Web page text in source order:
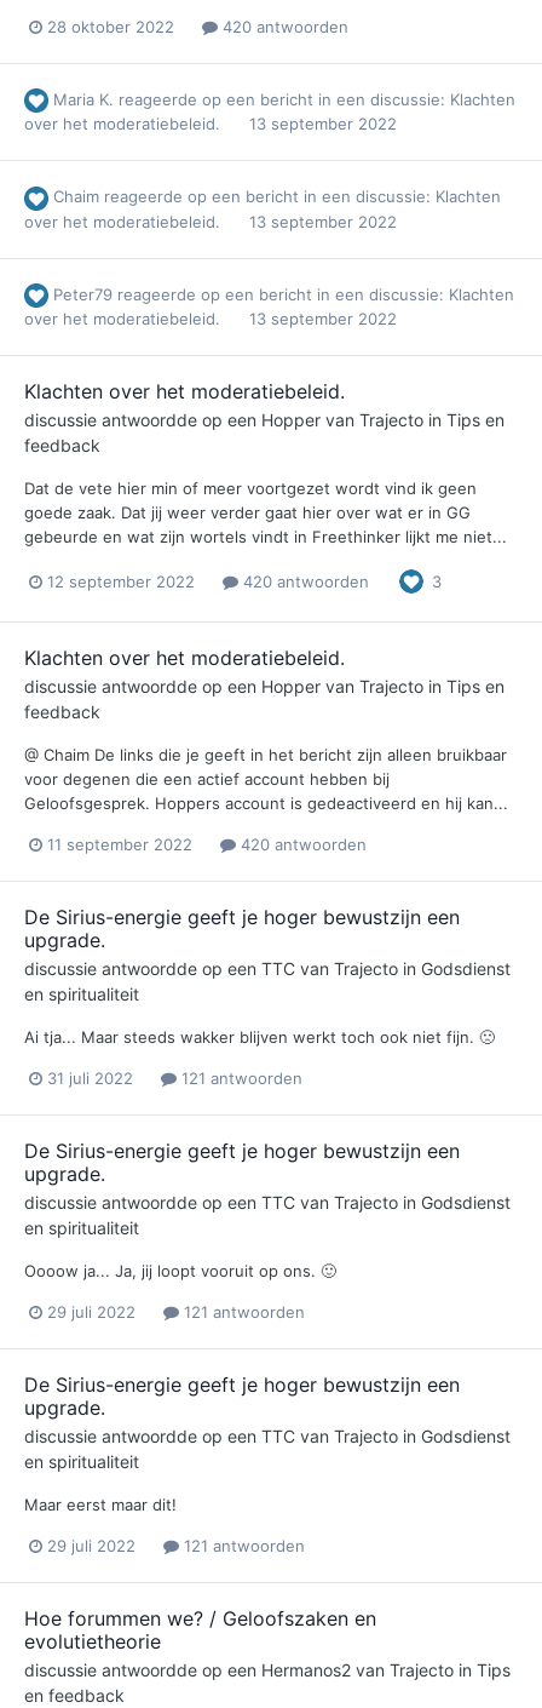
28 oktober 2022 420 antwoorden
Maria K. reageerde op een bericht in een discussie: Klachten
over het moderatiebeleid.
13 september 2022
Chaim reageerde op een bericht in een discussie: Klachten
over het moderatiebeleid.
13 september 2022
Peter79 reageerde op een bericht in een discussie: Klachten
over het moderatiebeleid.
13 september 2022
Klachten over het moderatiebeleid.
discussie antwoordde op een Hopper van Trajecto in Tips en
feedback
Dat de vete hier min of meer voortgezet wordt vind ik geen
goede zaak. Dat jij weer verder gaat hier over wat er in GG
gebeurde en wat zijn wortels vindt in Freethinker lijkt me niet...
12 september 2022 420 antwoorden 3
Klachten over het moderatiebeleid.
discussie antwoordde op een Hopper van Trajecto in Tips en
feedback
@ Chaim De links die je geeft in het bericht zijn alleen bruikbaar
voor degenen die een actief account hebben bij
Geloofsgesprek. Hoppers account is gedeactiveerd en hij kan...
11 september 2022 420 antwoorden
De Sirius-energie geeft je hoger bewustzijn een
upgrade.
discussie antwoordde op een TTC van Trajecto in Godsdienst
en spiritualiteit
Ai tja... Maar steeds wakker blijven werkt toch ook niet fijn. 🙁
31 juli 2022 121 antwoorden
De Sirius-energie geeft je hoger bewustzijn een
upgrade.
discussie antwoordde op een TTC van Trajecto in Godsdienst
en spiritualiteit
Oooow ja... Ja, jij loopt vooruit op ons. 🙂
29 juli 2022 121 antwoorden
De Sirius-energie geeft je hoger bewustzijn een
upgrade.
discussie antwoordde op een TTC van Trajecto in Godsdienst
en spiritualiteit
Maar eerst maar dit!
29 juli 2022 121 antwoorden
Hoe forummen we? / Geloofszaken en
evolutietheorie
discussie antwoordde op een Hermanos2 van Trajecto in Tips
en feedback